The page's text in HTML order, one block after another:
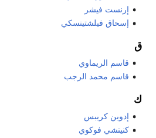
إرنست فيشر
إسحاق فيلشتينسكي
ق
قاسم الريماوي
قاسم محمد الرجب
ك
إدوين كريبس
كنيتشي فوكوي